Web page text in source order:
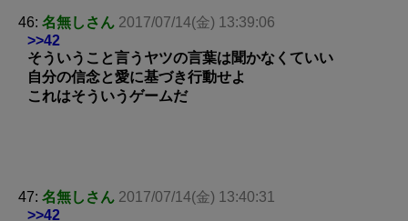
46: 名無しさん 2017/07/14(金) 13:39:06
>>42
そういうこと言うヤツの言葉は聞かなくていい
自分の信念と愛に基づき行動せよ
これはそういうゲームだ
47: 名無しさん 2017/07/14(金) 13:40:31
>>42